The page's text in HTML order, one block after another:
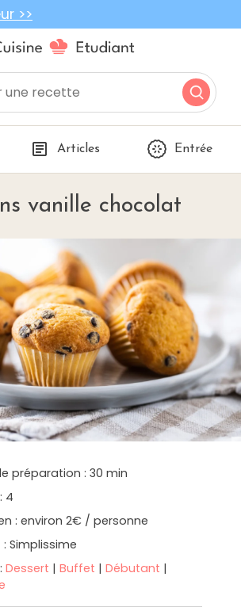
>>
Articles Entrée
vanille chocolat
préparation : 30 min
4
: environ 2€ / personne
Simplissime
Dessert | Buffet | Débutant |